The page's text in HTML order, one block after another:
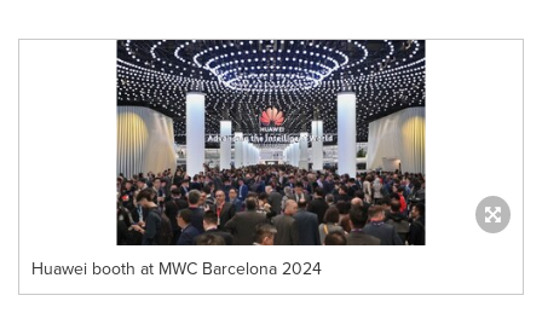
Huawei booth at MWC Barcelona 2024